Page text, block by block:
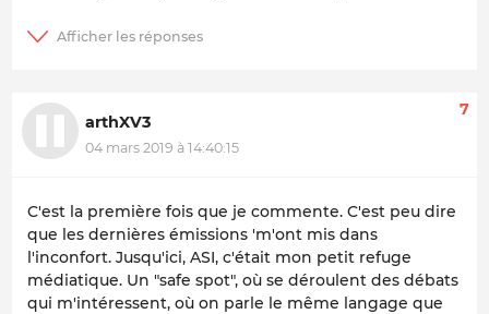
arthXV3
04 mars 2019 à 14:40:15
7
C'est la première fois que je commente. C'est peu dire
que les dernières émissions 'm'ont mis dans
l'inconfort. Jusqu'ici, ASI, c'était mon petit refuge
médiatique. Un "safe spot", où se déroulent des débats
qui m'intéressent, où on parle le même langage que